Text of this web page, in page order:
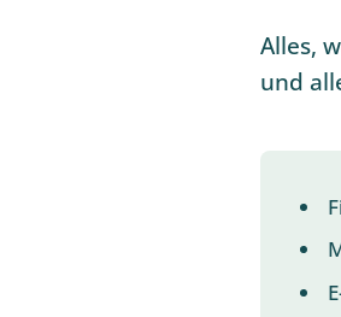
Alles,
und